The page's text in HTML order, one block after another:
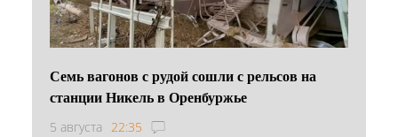
Семь вагонов с рудой сошли с рельсов на
станции Никель в Оренбуржье
5 августа 22:35